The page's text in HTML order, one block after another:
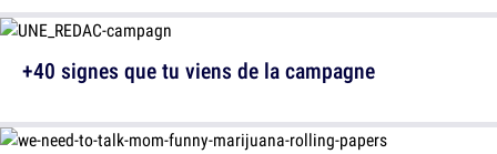
+40 signes que tu viens de la campagne